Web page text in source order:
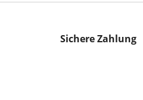
Sichere Zahlung